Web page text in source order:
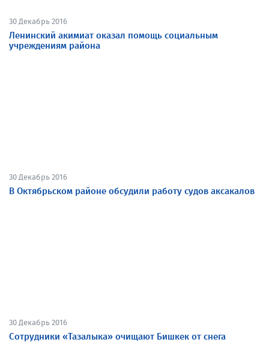
30 Декабрь 2016
Ленинский акимиат оказал помощь социальным
учреждениям района
30 Декабрь 2016
В Октябрьском районе обсудили работу судов аксакалов
30 Декабрь 2016
Сотрудники «Тазалыка» очищают Бишкек от снега